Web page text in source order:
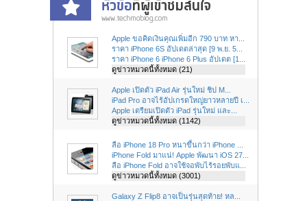
Apple ขอคิดเงินคุณเพิ่มอีก 790 บาท หา...
ราคา iPhone 6S อัปเดตล่าสุด [9 พ.ย. 5...
ราคา iPhone 6 iPhone 6 Plus อัปเดต [1...
ดูข่าวหมวดนี้ทั้งหมด (21)
Apple เปิดตัว iPad Air รุ่นใหม่ ชิป M...
iPad Pro อาจไร้อัปเกรดใหญ่ยาวหลายปี เ...
Apple เตรียมเปิดตัว iPad รุ่นใหม่ และ...
ดูข่าวหมวดนี้ทั้งหมด (1142)
ลือ iPhone 18 Pro หนาขึ้นกว่า iPhone ...
iPhone Fold มาแน่! Apple พัฒนา iOS 27...
ลือ iPhone Fold อาจใช้จอพับไร้รอยพับแ...
ดูข่าวหมวดนี้ทั้งหมด (3001)
Galaxy Z Flip8 อาจเป็นรุ่นสุดท้าย! หล...